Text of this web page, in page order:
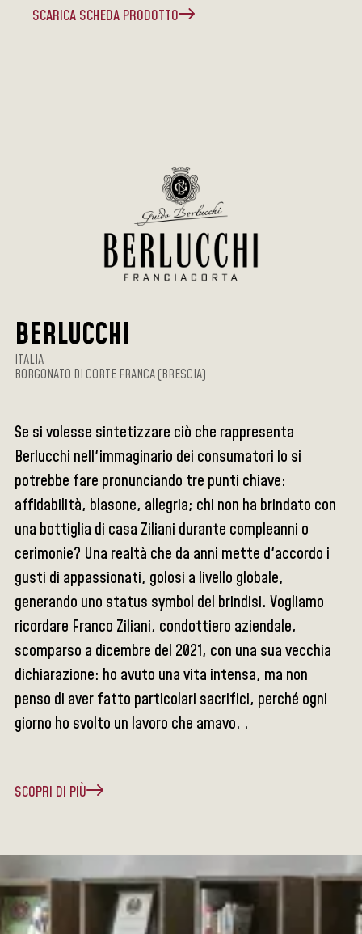
SCARICA SCHEDA PRODOTTO
BERLUCCHI
ITALIA
BORGONATO DI CORTE FRANCA (BRESCIA)
Se si volesse sintetizzare ciò che rappresenta
Berlucchi nell'immaginario dei consumatori lo si
potrebbe fare pronunciando tre punti chiave:
affidabilità, blasone, allegria; chi non ha brindato con
una bottiglia di casa Ziliani durante compleanni o
cerimonie? Una realtà che da anni mette d'accordo i
gusti di appassionati, golosi a livello globale,
generando uno status symbol del brindisi. Vogliamo
ricordare Franco Ziliani, condottiero aziendale,
scomparso a dicembre del 2021, con una sua vecchia
dichiarazione: ho avuto una vita intensa, ma non
penso di aver fatto particolari sacrifici, perché ogni
giorno ho svolto un lavoro che amavo. .
SCOPRI DI PIÙ